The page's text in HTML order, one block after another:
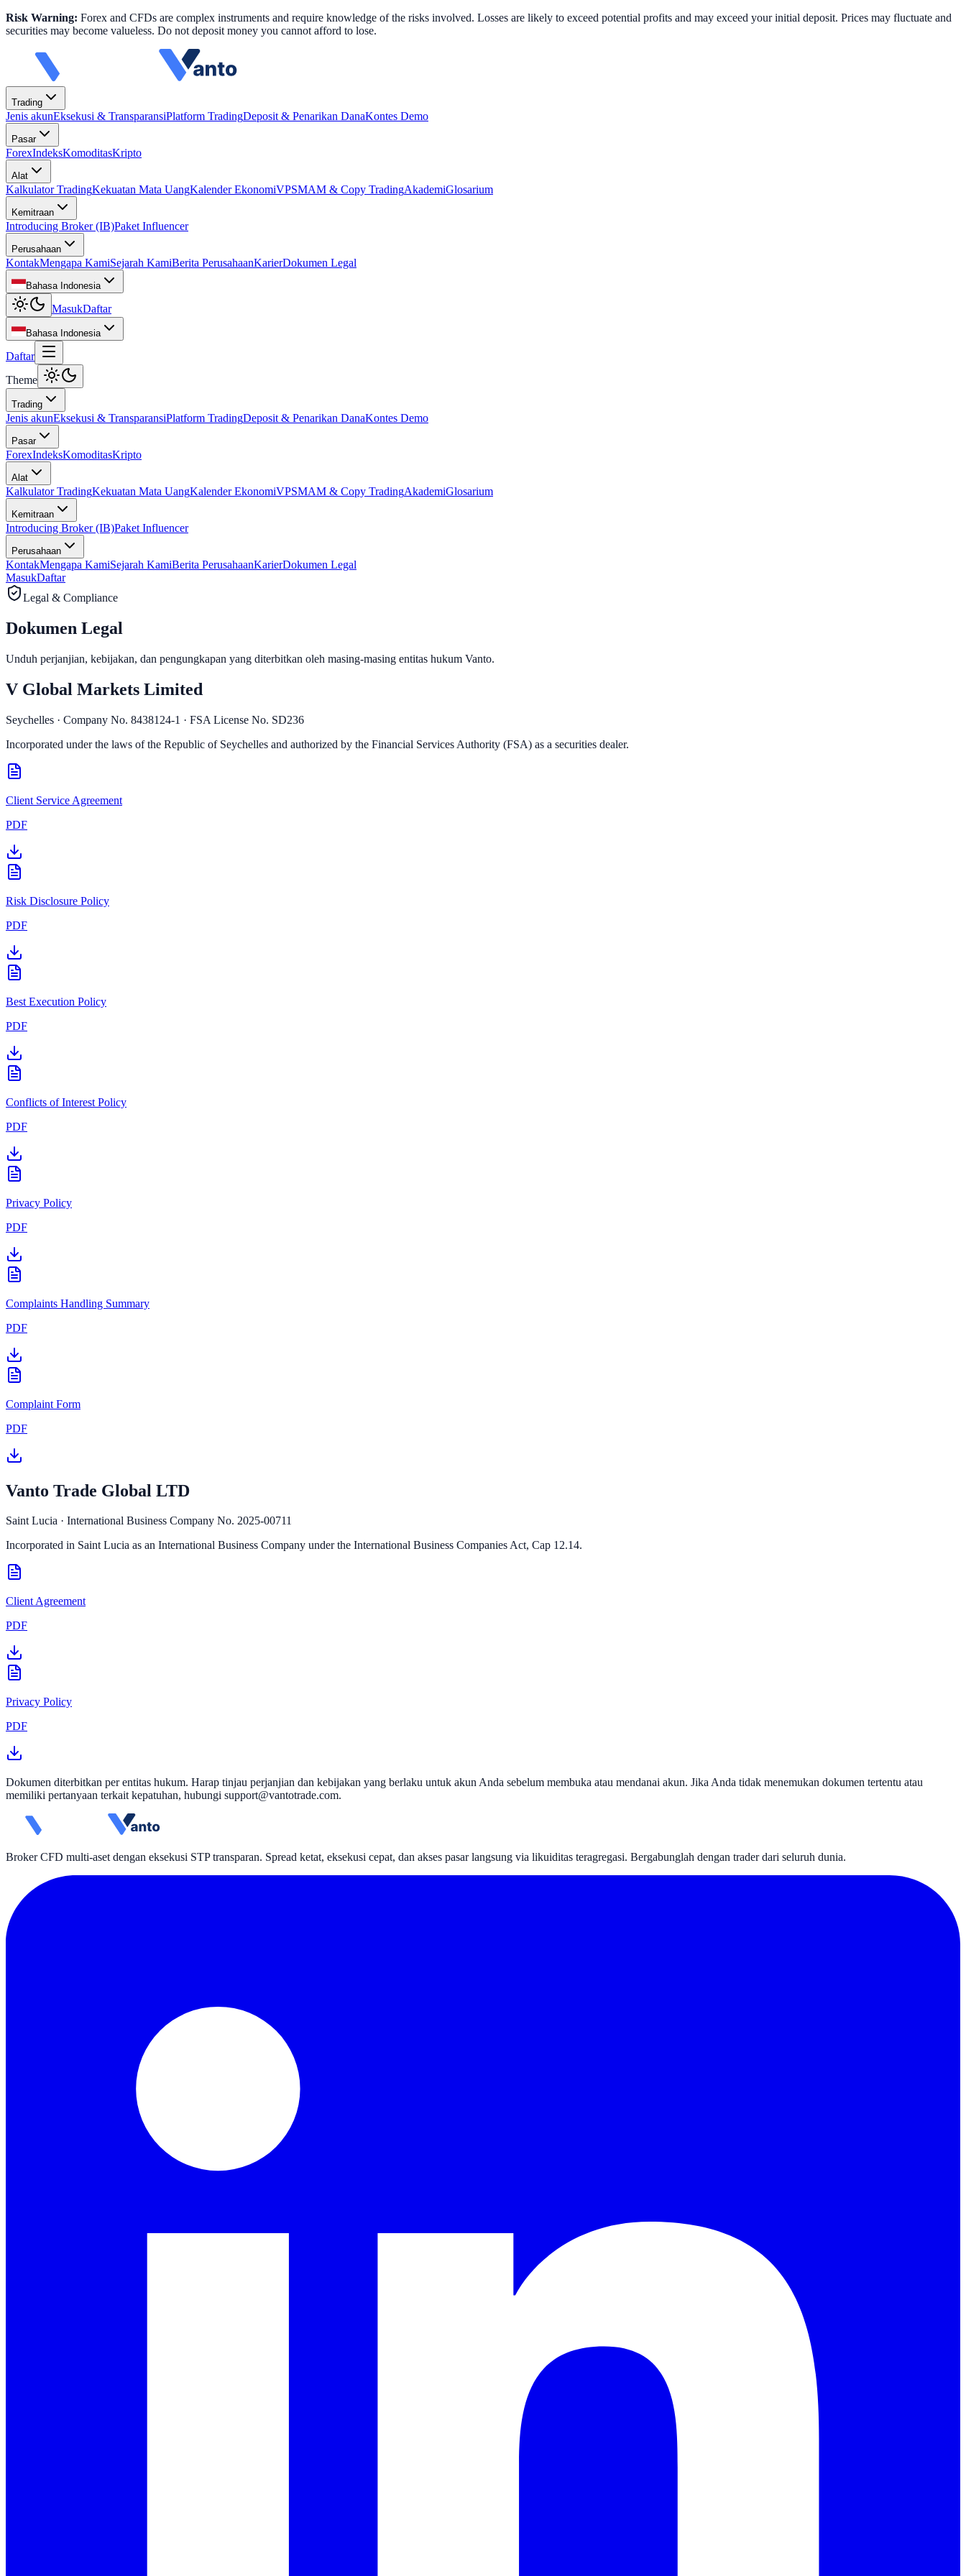
Risk Warning: Forex and CFDs are complex instruments and require knowledge of the risks involved. Losses are likely to exceed potential profits and may exceed your initial deposit. Prices may fluctuate and
securities may become valueless. Do not deposit money you cannot afford to lose.
Trading
Jenis akunEksekusi & TransparansiPlatform TradingDeposit & Penarikan DanaKontes Demo
Pasar
ForexIndeksKomoditasKripto
Alat
Kalkulator TradingKekuatan Mata UangKalender EkonomiVPSMAM & Copy TradingAkademiGlosarium
Kemitraan
Introducing Broker (IB)Paket Influencer
Perusahaan
KontakMengapa KamiSejarah KamiBerita PerusahaanKarierDokumen Legal
Bahasa Indonesia
MasukDaftar
Bahasa Indonesia
Daftar
Theme
Trading
Jenis akunEksekusi & TransparansiPlatform TradingDeposit & Penarikan DanaKontes Demo
Pasar
ForexIndeksKomoditasKripto
Alat
Kalkulator TradingKekuatan Mata UangKalender EkonomiVPSMAM & Copy TradingAkademiGlosarium
Kemitraan
Introducing Broker (IB)Paket Influencer
Perusahaan
KontakMengapa KamiSejarah KamiBerita PerusahaanKarierDokumen Legal
MasukDaftar
Legal & Compliance
Dokumen Legal
Unduh perjanjian, kebijakan, dan pengungkapan yang diterbitkan oleh masing-masing entitas hukum Vanto.
V Global Markets Limited
Seychelles · Company No. 8438124-1 · FSA License No. SD236
Incorporated under the laws of the Republic of Seychelles and authorized by the Financial Services Authority (FSA) as a securities dealer.
Client Service Agreement
PDF
Risk Disclosure Policy
PDF
Best Execution Policy
PDF
Conflicts of Interest Policy
PDF
Privacy Policy
PDF
Complaints Handling Summary
PDF
Complaint Form
PDF
Vanto Trade Global LTD
Saint Lucia · International Business Company No. 2025-00711
Incorporated in Saint Lucia as an International Business Company under the International Business Companies Act, Cap 12.14.
Client Agreement
PDF
Privacy Policy
PDF
Dokumen diterbitkan per entitas hukum. Harap tinjau perjanjian dan kebijakan yang berlaku untuk akun Anda sebelum membuka atau mendanai akun. Jika Anda tidak menemukan dokumen tertentu atau
memiliki pertanyaan terkait kepatuhan, hubungi support@vantotrade.com.
Broker CFD multi-aset dengan eksekusi STP transparan. Spread ketat, eksekusi cepat, dan akses pasar langsung via likuiditas teragregasi. Bergabunglah dengan trader dari seluruh dunia.